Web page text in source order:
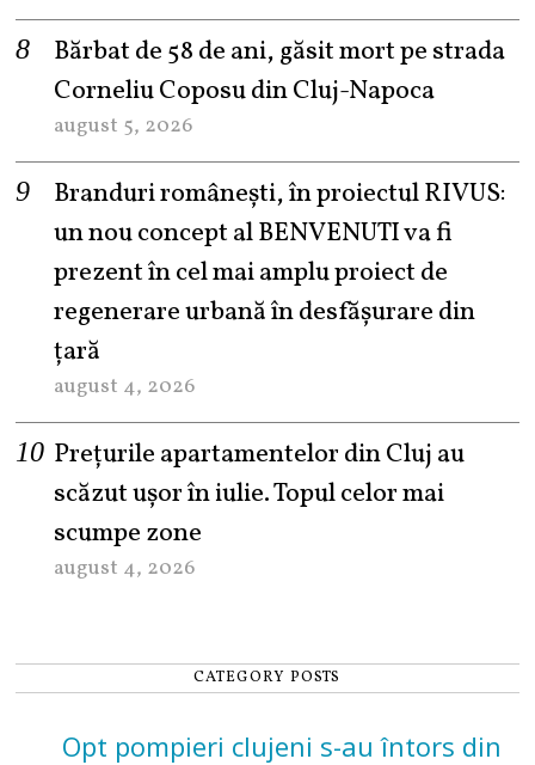
Bărbat de 58 de ani, găsit mort pe strada
Corneliu Coposu din Cluj-Napoca
august 5, 2026
Branduri românești, în proiectul RIVUS:
un nou concept al BENVENUTI va fi
prezent în cel mai amplu proiect de
regenerare urbană în desfășurare din
țară
august 4, 2026
Prețurile apartamentelor din Cluj au
scăzut ușor în iulie. Topul celor mai
scumpe zone
august 4, 2026
CATEGORY POSTS
Opt pompieri clujeni s-au întors din